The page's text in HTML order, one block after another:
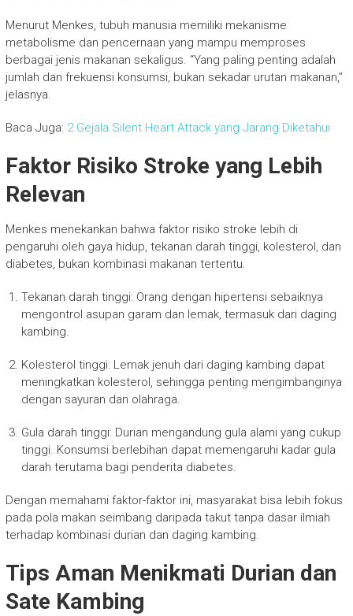
Menurut Menkes, tubuh manusia memiliki mekanisme
metabolisme dan pencernaan yang mampu memproses
berbagai jenis makanan sekaligus. “Yang paling penting adalah
jumlah dan frekuensi konsumsi, bukan sekadar urutan makanan,”
jelasnya.
Baca Juga: 2 Gejala Silent Heart Attack yang Jarang Diketahui
Faktor Risiko Stroke yang Lebih
Relevan
Menkes menekankan bahwa faktor risiko stroke lebih di
pengaruhi oleh gaya hidup, tekanan darah tinggi, kolesterol, dan
diabetes, bukan kombinasi makanan tertentu.
Tekanan darah tinggi: Orang dengan hipertensi sebaiknya
mengontrol asupan garam dan lemak, termasuk dari daging
kambing.
Kolesterol tinggi: Lemak jenuh dari daging kambing dapat
meningkatkan kolesterol, sehingga penting mengimbanginya
dengan sayuran dan olahraga.
Gula darah tinggi: Durian mengandung gula alami yang cukup
tinggi. Konsumsi berlebihan dapat memengaruhi kadar gula
darah terutama bagi penderita diabetes.
Dengan memahami faktor-faktor ini, masyarakat bisa lebih fokus
pada pola makan seimbang daripada takut tanpa dasar ilmiah
terhadap kombinasi durian dan daging kambing.
Tips Aman Menikmati Durian dan
Sate Kambing